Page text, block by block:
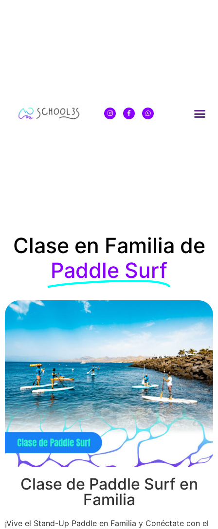
Clase en Familia de
Paddle Surf
Clase de Paddle Surf en
Familia
¡Vive el Stand-Up Paddle en Familia y Conéctate con el